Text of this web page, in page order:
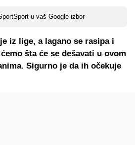
u vaš Google izbor
iz lige, a lagano se rasipa i
šta će se dešavati u ovom
Sigurno je da ih očekuje